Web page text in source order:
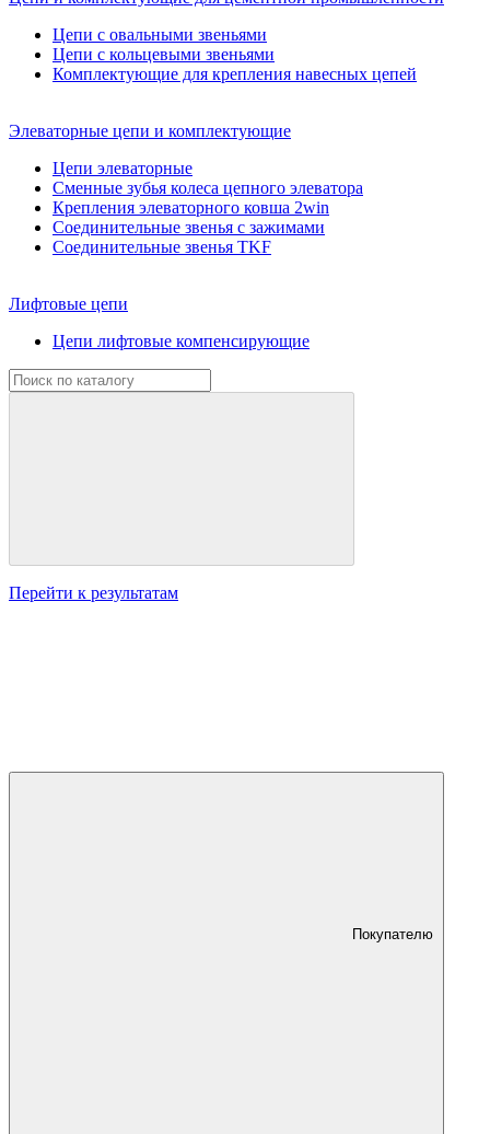
Цепи с овальными звеньями
Цепи с кольцевыми звеньями
Комплектующие для крепления навесных цепей
Элеваторные цепи и комплектующие
Цепи элеваторные
Сменные зубья колеса цепного элеватора
Крепления элеваторного ковша 2win
Соединительные звенья с зажимами
Соединительные звенья TKF
Лифтовые цепи
Цепи лифтовые компенсирующие
Перейти к результатам
Покупателю